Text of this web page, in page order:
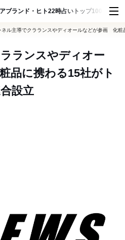
ブランド・ヒト22時占い トップ100 スナッ
ネル主導でクラランスやディオールなどが参画 化
ランスやディオー
品に携わる15社がト
設立